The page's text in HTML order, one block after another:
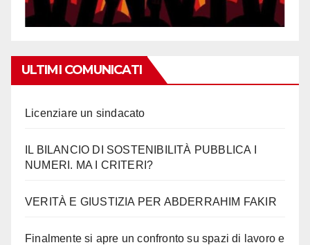
ULTIMI COMUNICATI
Licenziare un sindacato
IL BILANCIO DI SOSTENIBILITÀ PUBBLICA I
NUMERI. MA I CRITERI?
VERITÀ E GIUSTIZIA PER ABDERRAHIM FAKIR
Finalmente si apre un confronto su spazi di lavoro e